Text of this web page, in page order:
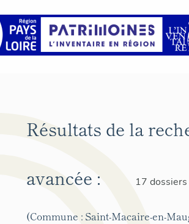
Résultats de la
avancée :
17 dossiers
(Commune : Saint-Macaire-en-